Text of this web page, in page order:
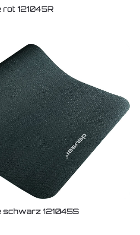
rot 121045R
schwarz 121045S